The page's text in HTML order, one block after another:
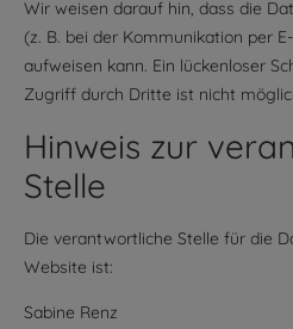
Wir weisen darauf hin, dass die
(z. B. bei der Kommunikation per
aufweisen kann. Ein lückenloser
Zugriff durch Dritte ist nicht
Hinweis zur
Stelle
Die verantwortliche Stelle für die
Website ist:
Sabine Renz